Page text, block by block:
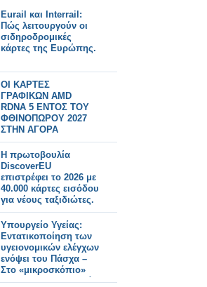
Eurail και Interrail:
Πώς λειτουργούν οι
σιδηροδρομικές
κάρτες της Ευρώπης.
ΟΙ ΚΑΡΤΕΣ
ΓΡΑΦΙΚΩΝ AMD
RDNA 5 ΕΝΤΟΣ ΤΟΥ
ΦΘΙΝΟΠΩΡΟΥ 2027
ΣΤΗΝ ΑΓΟΡΑ
Η πρωτοβουλία
DiscoverEU
επιστρέφει το 2026 με
40.000 κάρτες εισόδου
για νέους ταξιδιώτες.
Υπουργείο Υγείας:
Εντατικοποίηση των
υγειονομικών ελέγχων
ενόψει του Πάσχα –
Στο «μικροσκόπιο»
και τα σαρακοστιανά